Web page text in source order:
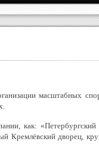
масштабных
как:
Кремлёвский дворец,